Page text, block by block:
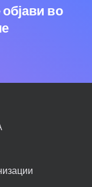
во